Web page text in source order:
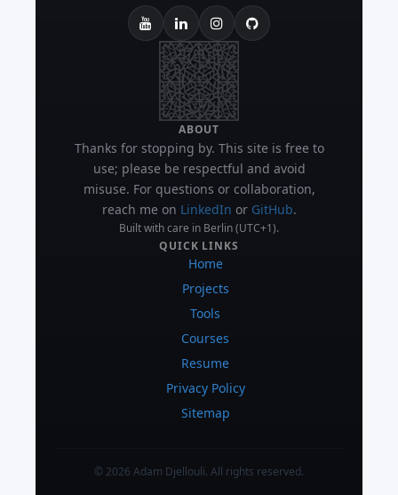
ABOUT
Thanks for stopping by. This site is free to
use; please be respectful and avoid
misuse. For questions or collaboration,
reach me on LinkedIn or GitHub.
Built with care in Berlin (UTC+1).
QUICK LINKS
Home
Projects
Tools
Courses
Resume
Privacy Policy
Sitemap
© 2026 Adam Djellouli. All rights reserved.